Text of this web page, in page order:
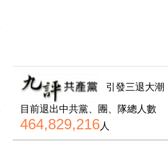
引發三退大潮
目前退出中共黨、團、隊總人數
464,829,216人